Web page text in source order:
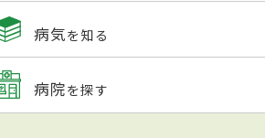
病気を知る
病院を探す